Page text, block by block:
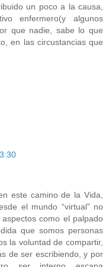
un poco a la causa,
enfermero(y algunos
que nadie, sabe lo que
en las circustancias que
este camino de la Vida,
el mundo “virtual” no
como el palpado
que somos personas
la voluntad de compartir,
de ser escribiendo, y por